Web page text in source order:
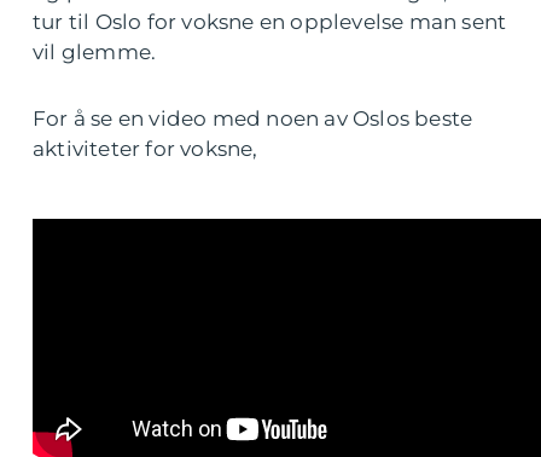
tur til Oslo for voksne en opplevelse man sent
vil glemme.
For å se en video med noen av Oslos beste
aktiviteter for voksne,